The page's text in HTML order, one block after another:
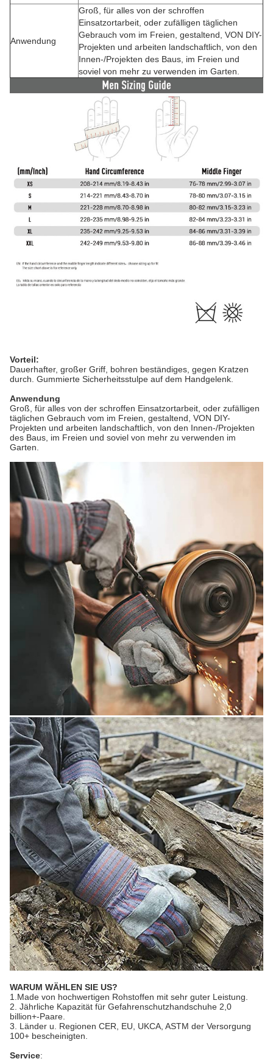
Anwendung
Groß, für alles von der schroffen
Einsatzortarbeit, oder zufälligen täglichen
Gebrauch vom im Freien, gestaltend, VON DIY-
Projekten und arbeiten landschaftlich, von den
Innen-/Projekten des Baus, im Freien und
soviel von mehr zu verwenden im Garten.
Vorteil:
Dauerhafter, großer Griff, bohren beständiges, gegen Kratzen
durch. Gummierte Sicherheitsstulpe auf dem Handgelenk.
Anwendung
Groß, für alles von der schroffen Einsatzortarbeit, oder zufälligen
täglichen Gebrauch vom im Freien, gestaltend, VON DIY-
Projekten und arbeiten landschaftlich, von den Innen-/Projekten
des Baus, im Freien und soviel von mehr zu verwenden im
Garten.
WARUM WÄHLEN SIE US?
1.Made von hochwertigen Rohstoffen mit sehr guter Leistung.
2. Jährliche Kapazität für Gefahrenschutzhandschuhe 2,0
billion+-Paare.
3. Länder u. Regionen CER, EU, UKCA, ASTM der Versorgung
100+ bescheinigten.
Service: